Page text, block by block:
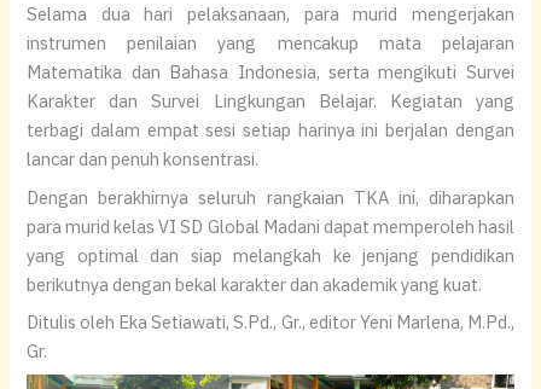
Selama dua hari pelaksanaan, para murid mengerjakan
instrumen penilaian yang mencakup mata pelajaran
Matematika dan Bahasa Indonesia, serta mengikuti Survei
Karakter dan Survei Lingkungan Belajar. Kegiatan yang
terbagi dalam empat sesi setiap harinya ini berjalan dengan
lancar dan penuh konsentrasi.
Dengan berakhirnya seluruh rangkaian TKA ini, diharapkan
para murid kelas VI SD Global Madani dapat memperoleh hasil
yang optimal dan siap melangkah ke jenjang pendidikan
berikutnya dengan bekal karakter dan akademik yang kuat.
Ditulis oleh Eka Setiawati, S.Pd., Gr., editor Yeni Marlena, M.Pd.,
Gr.